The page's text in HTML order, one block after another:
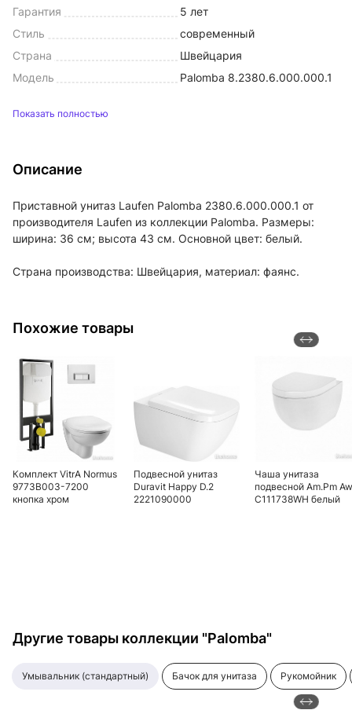
Гарантия
5 лет
Стиль
современный
Страна
Швейцария
Модель
Palomba 8.2380.6.000.000.1
Показать полностью
Описание
Приставной унитаз Laufen Palomba 2380.6.000.000.1 от
производителя Laufen из коллекции Palomba. Размеры:
ширина: 36 см; высота 43 см. Основной цвет: белый.
Страна производства: Швейцария, материал: фаянс.
Похожие товары
Комплект VitrA Normus
9773B003-7200
кнопка хром
Подвесной унитаз
Duravit Happy D.2
2221090000
Чаша унитаза
подвесной Am.Pm
C111738WH белый
Другие товары коллекции "Palomba"
умывальник (стандартный) бачок для унитаза рукомойник